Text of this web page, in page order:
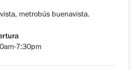
metrobús buenavista.
7:30pm